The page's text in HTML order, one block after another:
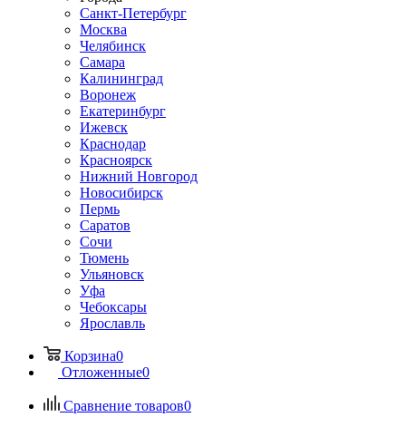
Санкт-Петербург
Москва
Челябинск
Самара
Калининград
Воронеж
Екатеринбург
Ижевск
Краснодар
Красноярск
Нижний Новгород
Новосибирск
Пермь
Саратов
Сочи
Тюмень
Ульяновск
Уфа
Чебоксары
Ярославль
Корзина0
Отложенные0
Сравнение товаров0